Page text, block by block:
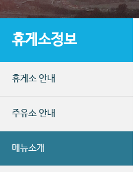
휴게소정보
휴게소 안내
주유소 안내
메뉴소개